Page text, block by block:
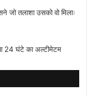
जो तलाशा उसको वो मिलाः
24 घंटे का अल्टीमेटम